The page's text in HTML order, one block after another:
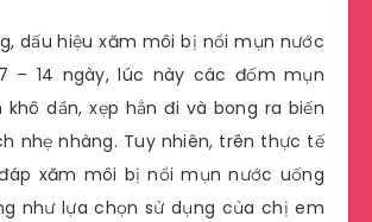
dấu hiệu xăm môi bị nổi mụn nước
– 14 ngày, lúc này các đốm mụn
dần, xẹp hẳn đi và bong ra biến
nhẹ nhàng. Tuy nhiên, trên thực tế
xăm môi bị nổi mụn nước uống
như lựa chọn sử dụng của chị em